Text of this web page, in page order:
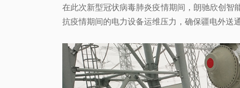
在此次新型冠状病毒肺炎疫情期间，朗驰欣创智
抗疫情期间的电力设备运维压力，确保疆电外送